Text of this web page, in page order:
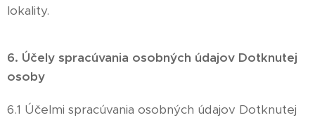
lokality.
6. Účely spracúvania osobných údajov Dotknutej
osoby
6.1 Účelmi spracúvania osobných údajov Dotknutej